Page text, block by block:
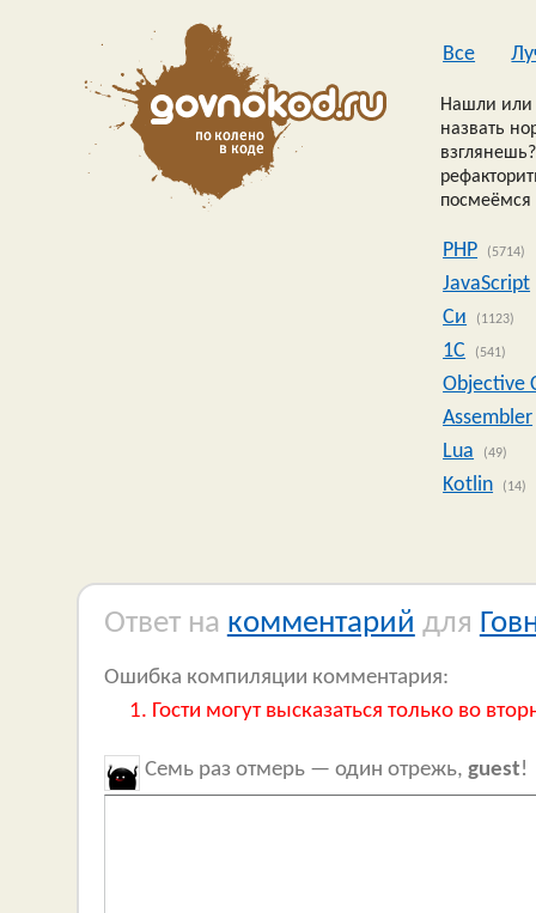
Все
Нашли или
назвать
посмеёмся
PHP (5714)
JavaScript
Си
(1123)
1C (541)
Objective
Assembler
Lua
(49)
Kotlin (14)
Ответ на комментарий для
Ошибка компиляции комментария:
Гости могут высказаться только во
Семь раз отмерь — один отрежь, guest!